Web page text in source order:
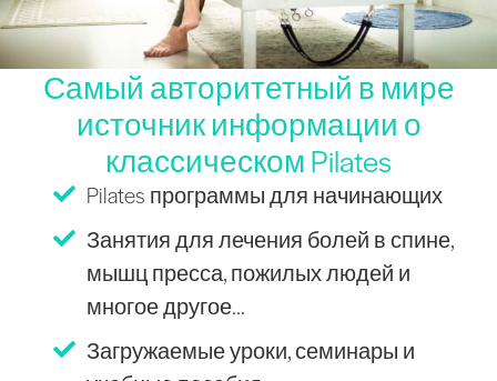
Самый авторитетный в мире
источник информации о
классическом Pilates
Pilates программы для начинающих
Занятия для лечения болей в спине,
мышц пресса, пожилых людей и
многое другое...
Загружаемые уроки, семинары и